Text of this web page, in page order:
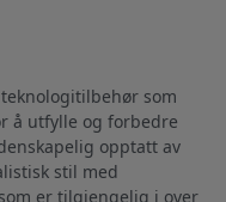
som
å utfylle og forbedre
opptatt av
stil med
er tilgjengelig i over